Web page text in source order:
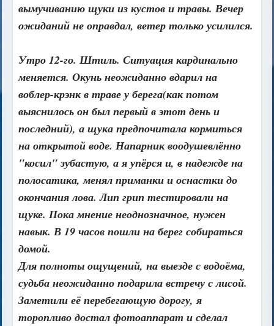
вымучиванию щуки из кустов и травы. Вечер
ожиданий не оправдал, ветер только усилился.
Утро 12-го. Штиль. Ситуация кардинально
меняется. Окунь неожиданно вдарил на
воблер-крэнк в траве у берега(как потом
выяснилось он был первый в этот день и
последний), а щука предпочитала кормиться
на открытой воде. Напарник воодушевлённо
"косил" зубастую, а я упёрся и, в надежде на
полосатика, менял приманки и оснастки до
окончания лова. Лип грип тестировали на
щуке. Пока мнение неоднозначное, нужен
навык. В 19 часов пошли на берег собираться
домой.
Для полноты ощущений, на выезде с водоёма,
судьба неожиданно подарила встречу с лисой.
Заметили её перебегающую дорогу, я
торопливо достал фотоаппарат и сделал